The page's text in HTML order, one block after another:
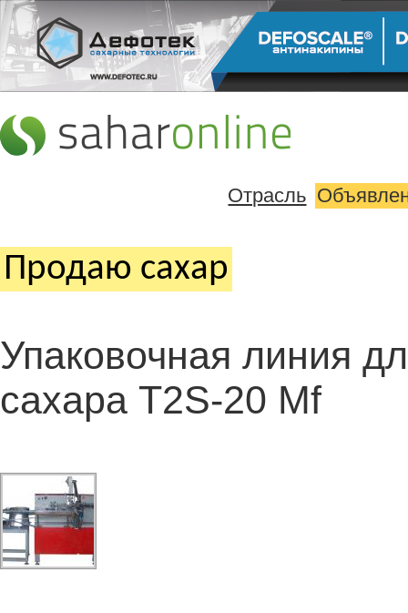
Отрасль
Продаю cахар
Упаковочная линия
сахара T2S-20 Mf